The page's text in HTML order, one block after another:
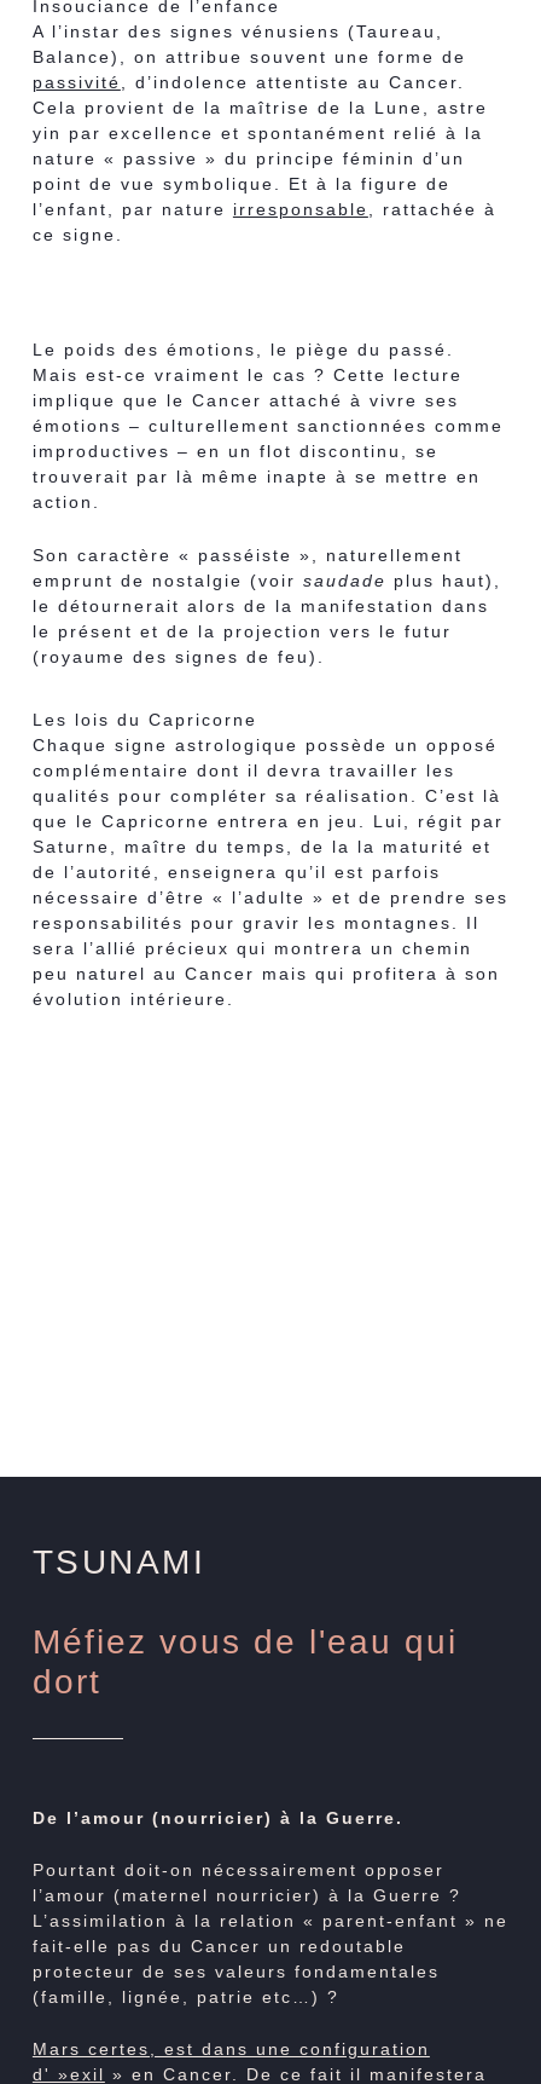
Insouciance de l’enfance
A l’instar des signes vénusiens (Taureau,
Balance), on attribue souvent une forme de
passivité
, d’indolence attentiste au Cancer.
Cela provient de la maîtrise de la Lune, astre
yin par excellence et spontanément relié à la
nature « passive » du principe féminin d’un
point de vue symbolique. Et à la figure de
l’enfant, par nature irresponsable
, rattachée à
ce signe.
Le poids des émotions, le piège du passé.
Mais est-ce vraiment le cas ? Cette lecture
implique que le Cancer attaché à vivre ses
émotions – culturellement sanctionnées comme
improductives – en un flot discontinu, se
trouverait par là même inapte à se mettre en
action.
Son caractère « passéiste », naturellement
emprunt de nostalgie (voir saudade plus haut),
le détournerait alors de la manifestation dans
le présent et de la projection vers le futur
(royaume des signes de feu).
Les lois du Capricorne
Chaque signe astrologique possède un opposé
complémentaire dont il devra travailler les
qualités pour compléter sa réalisation. C’est là
que le Capricorne entrera en jeu. Lui, régit par
Saturne, maître du temps, de la la maturité et
de l’autorité, enseignera qu’il est parfois
nécessaire d’être « l’adulte » et de prendre ses
responsabilités pour gravir les montagnes. Il
sera l’allié précieux qui montrera un chemin
peu naturel au Cancer mais qui profitera à son
évolution intérieure.
TSUNAMI
Méfiez vous de l'eau qui
dort
De l’amour (nourricier) à la Guerre.
Pourtant doit-on nécessairement opposer
l’amour (maternel nourricier) à la Guerre ?
L’assimilation à la relation « parent-enfant » ne
fait-elle pas du Cancer un redoutable
protecteur de ses valeurs fondamentales
(famille, lignée, patrie etc…) ?
Mars certes, est dans une configuration
d' »exil » en Cancer. De ce fait il manifestera